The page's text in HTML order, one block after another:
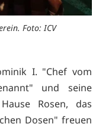
Foto: ICV
I. "Chef vom
und seine
Rosen, das
Dosen" freuen